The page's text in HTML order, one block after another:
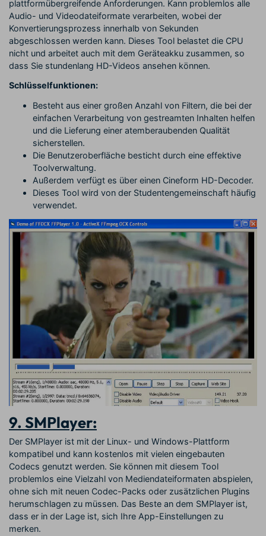
plattformübergreifende Anforderungen. Kann problemlos alle
Audio- und Videodateiformate verarbeiten, wobei der
Konvertierungsprozess innerhalb von Sekunden
abgeschlossen werden kann. Dieses Tool belastet die CPU
nicht und arbeitet auch mit dem Geräteakku zusammen, so
dass Sie stundenlang HD-Videos ansehen können.
Schlüsselfunktionen:
Besteht aus einer großen Anzahl von Filtern, die bei der
einfachen Verarbeitung von gestreamten Inhalten helfen
und die Lieferung einer atemberaubenden Qualität
sicherstellen.
Die Benutzeroberfläche besticht durch eine effektive
Toolverwaltung.
Außerdem verfügt es über einen Cineform HD-Decoder.
Dieses Tool wird von der Studentengemeinschaft häufig
verwendet.
9. SMPlayer:
Der SMPlayer ist mit der Linux- und Windows-Plattform
kompatibel und kann kostenlos mit vielen eingebauten
Codecs genutzt werden. Sie können mit diesem Tool
problemlos eine Vielzahl von Mediendateiformaten abspielen,
ohne sich mit neuen Codec-Packs oder zusätzlichen Plugins
herumschlagen zu müssen. Das Beste an dem SMPlayer ist,
dass er in der Lage ist, sich Ihre App-Einstellungen zu
merken.